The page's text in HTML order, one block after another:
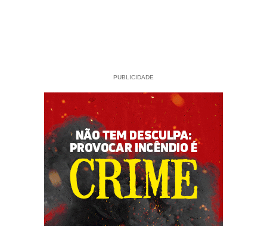
PUBLICIDADE